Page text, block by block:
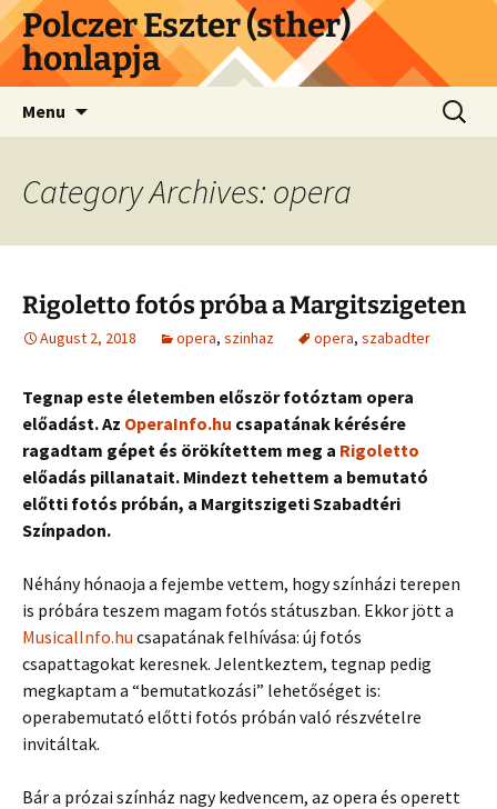
Skip
to
content
Polczer Eszter (sther)
honlapja
Menu
Search
for:
Category Archives: opera
Rigoletto fotós próba a Margitszigeten
August 2, 2018 opera, szinhaz opera, szabadter
Tegnap este életemben először fotóztam opera
előadást. Az OperaInfo.hu csapatának kérésére
ragadtam gépet és örökítettem meg a Rigoletto
előadás pillanatait. Mindezt tehettem a bemutató
előtti fotós próbán, a Margitszigeti Szabadtéri
Színpadon.
Néhány hónaoja a fejembe vettem, hogy színházi terepen
is próbára teszem magam fotós státuszban. Ekkor jött a
MusicalInfo.hu csapatának felhívása: új fotós
csapattagokat keresnek. Jelentkeztem, tegnap pedig
megkaptam a “bemutatkozási” lehetőséget is:
operabemutató előtti fotós próbán való részvételre
invitáltak.
Bár a prózai színház nagy kedvencem, az opera és operett